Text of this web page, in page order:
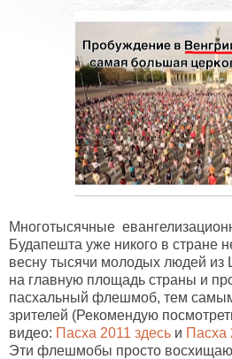
Многотысячные
Будапешта уже никого в стране
весну тысячи молодых людей
на главную площадь страны и
пасхальный флешмоб, тем
зрителей (Рекомендую
видео: Пасха 2011 здесь и Пасха
Эти флешмобы просто